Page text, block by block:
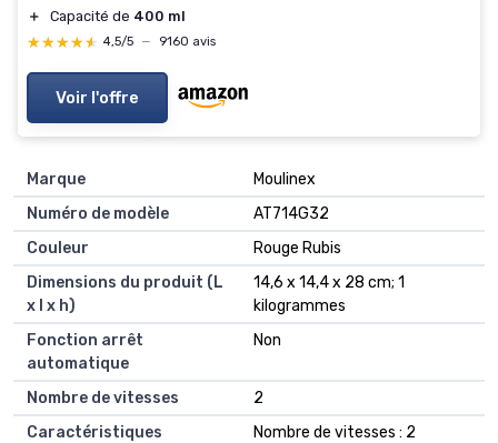
＋
Capacité de 400 ml
★★★★★
★★★★★ 4,5/5 — 9160 avis
Voir l'offre
Marque
‎Moulinex
Numéro de modèle
‎AT714G32
Couleur
‎Rouge Rubis
Dimensions du produit (L
x l x h)
‎14,6 x 14,4 x 28 cm; 1
kilogrammes
Fonction arrêt
automatique
‎Non
Nombre de vitesses
‎2
Caractéristiques
‎Nombre de vitesses : 2